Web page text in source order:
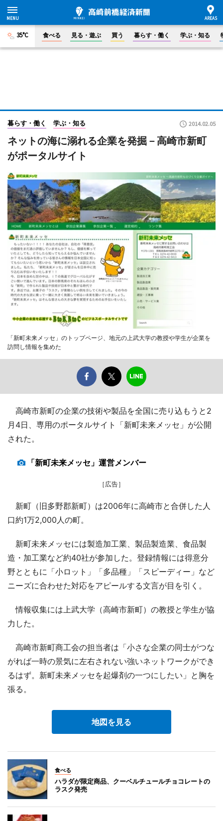
35°C 食べる 見る・遊ぶ 買う 暮らす・働く 学ぶ・知る
暮らす・働く 学ぶ・知る 2014.02.05
ネットの海に溺れる企業を発掘－高崎市新町
がポータルサイト
「新町未来メッセ」のトップページ、地元の上武大学の教授や学生が企業を
訪問し情報を集めた
高崎市新町の企業の技術や製品を全国に売り込もうと2
月4日、専用のポータルサイト「新町未来メッセ」が公開
された。
「新町未来メッセ」運営メンバー
［広告］
新町（旧多野郡新町）は2006年に高崎市と合併した人
口約1万2,000人の町。
新町未来メッセには製造加工業、製品製造業、食品製
造・加工業など約40社が参加した。登録情報には得意分
野とともに「小ロット」「多品種」「スピーディー」など
ニーズに合わせた対応をアピールする文言が目を引く。
情報収集には上武大学（高崎市新町）の教授と学生が協
力した。
高崎市新町商工会の担当者は「小さな企業の同士がつな
がれば一時の景気に左右されない強いネットワークができ
るはず。新町未来メッセを起爆剤の一つにしたい」と胸を
張る。
地図を見る
食べる
ハラダが限定商品、クーベルチュールチョコレートの
ラスク発売